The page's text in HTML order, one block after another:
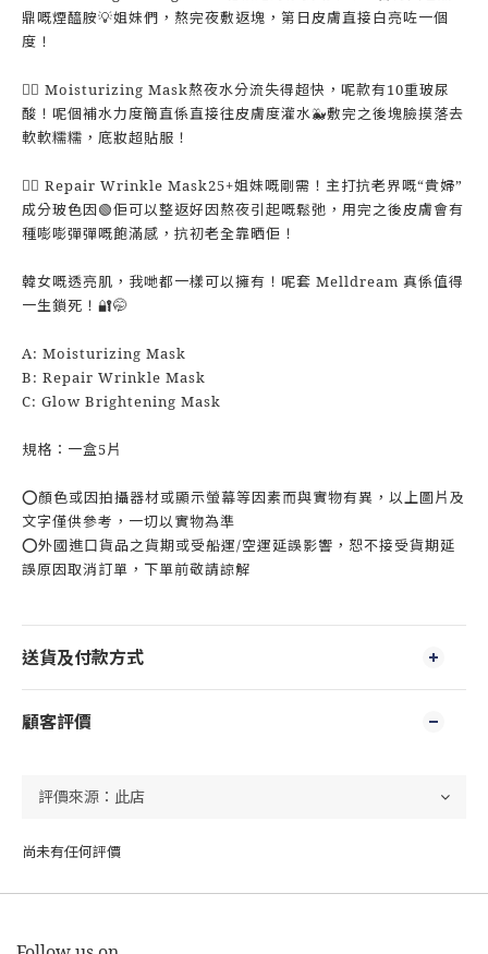
鼎嘅煙醯胺💡姐妹們，熬完夜敷返塊，第日皮膚直接白亮咗一個
度！
👉🏻 Moisturizing Mask熬夜水分流失得超快，呢款有10重玻尿
酸！呢個補水力度簡直係直接往皮膚度灌水🐳敷完之後塊臉摸落去
軟軟糯糯，底妝超貼服！
👉🏻 Repair Wrinkle Mask25+姐妹嘅剛需！主打抗老界嘅“貴婦”
成分玻色因🟢佢可以整返好因熬夜引起嘅鬆弛，用完之後皮膚會有
種嘭嘭彈彈嘅飽滿感，抗初老全靠晒佢！
韓女嘅透亮肌，我哋都一樣可以擁有！呢套 Melldream 真係值得
一生鎖死！🔐🤭
A: Moisturizing Mask
B: Repair Wrinkle Mask
C: Glow Brightening Mask
規格：一盒5片
⭕顏色或因拍攝器材或顯示螢幕等因素而與實物有異，以上圖片及
文字僅供參考，一切以實物為準
⭕外國進口貨品之貨期或受船運/空運延誤影響，恕不接受貨期延
誤原因取消訂單，下單前敬請諒解
送貨及付款方式
顧客評價
尚未有任何評價